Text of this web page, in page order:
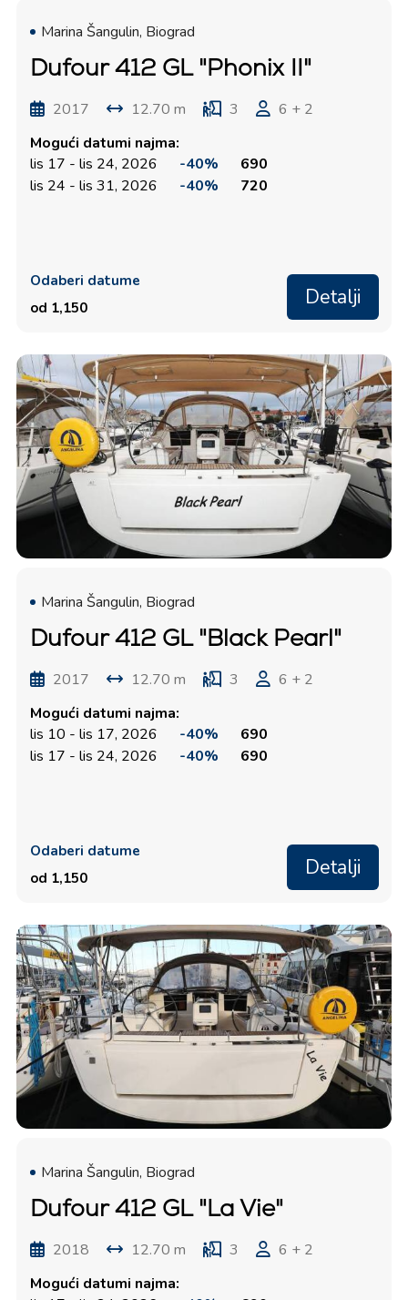
Marina Šangulin, Biograd
Dufour 412 GL "Phonix II"
2017 12.70 m 3
6 + 2
Mogući datumi najma:
lis 17 - lis 24, 2026
-40%
690
lis 24 - lis 31, 2026
-40% 720
Odaberi datume
od 1,150
Detalji
Marina Šangulin, Biograd
Dufour 412 GL "Black Pearl"
2017 12.70 m 3
6 + 2
Mogući datumi najma:
lis 10 - lis 17, 2026
-40%
690
lis 17 - lis 24, 2026
-40% 690
Odaberi datume
od 1,150
Detalji
Marina Šangulin, Biograd
Dufour 412 GL "La Vie"
2018 12.70 m 3
6 + 2
Mogući datumi najma: